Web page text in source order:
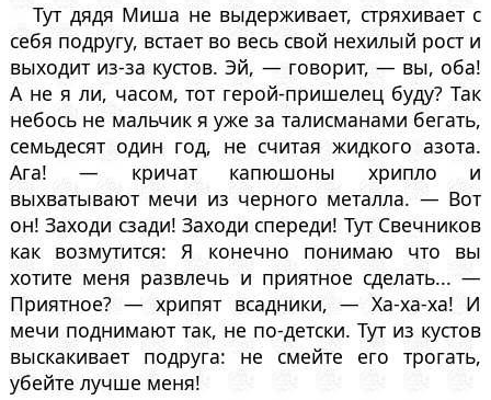
Тут дядя Миша не выдерживает, стряхивает с
себя подругу, встает во весь свой нехилый рост и
выходит из-за кустов. Эй, — говорит, — вы, оба!
А не я ли, часом, тот герой-пришелец буду? Так
небось не мальчик я уже за талисманами бегать,
семьдесят один год, не считая жидкого азота.
Ага! — кричат капюшоны хрипло и
выхватывают мечи из черного металла. — Вот
он! Заходи сзади! Заходи спереди! Тут Свечников
как возмутится: Я конечно понимаю что вы
хотите меня развлечь и приятное сделать... —
Приятное? — хрипят всадники, — Ха-ха-ха! И
мечи поднимают так, не по-детски. Тут из кустов
выскакивает подруга: не смейте его трогать,
убейте лучше меня!